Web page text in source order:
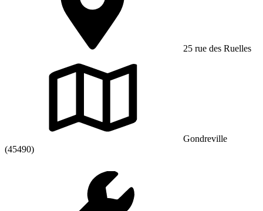
25 rue des Ruelles
Gondreville
(45490)